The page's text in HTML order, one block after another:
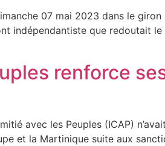
07 mai 2023 dans le giron
indépendantiste que redoutait
renforce
avec les Peuples (ICAP)
et la Martinique suite aux